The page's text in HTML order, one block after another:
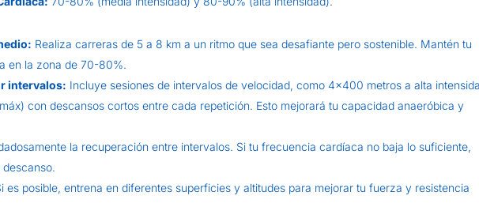
Realiza carreras de 5 a 8 km a un ritmo que sea desafiante pero sostenible. Mantén tu
en la zona de 70-80%.
intervalos: Incluye sesiones de intervalos de velocidad, como 4×400 metros a alta
con descansos cortos entre cada repetición. Esto mejorará tu capacidad anaeróbica y
la recuperación entre intervalos. Si tu frecuencia cardíaca no baja lo suficiente,
es posible, entrena en diferentes superficies y altitudes para mejorar tu fuerza y resistencia